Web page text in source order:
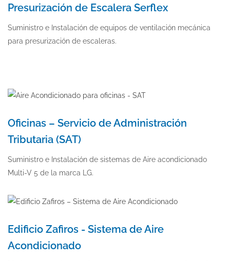
Presurización de Escalera Serflex
Suministro e Instalación de equipos de ventilación mecánica
para presurización de escaleras.
Oficinas – Servicio de Administración
Tributaria (SAT)
Suministro e Instalación de sistemas de Aire acondicionado
Multi-V 5 de la marca LG.
Edificio Zafiros - Sistema de Aire
Acondicionado